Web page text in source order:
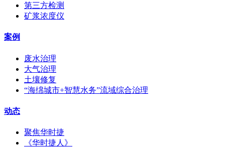
第三方检测
矿浆浓度仪
案例
废水治理
大气治理
土壤修复
“海绵城市+智慧水务”流域综合治理
动态
聚焦华时捷
《华时捷人》